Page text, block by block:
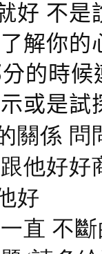
好 不
解你
的時候
或是
關係
他好
好
直 不